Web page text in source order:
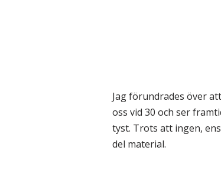
Jag förundrades över
oss vid 30 och ser
tyst. Trots att ingen,
del material.